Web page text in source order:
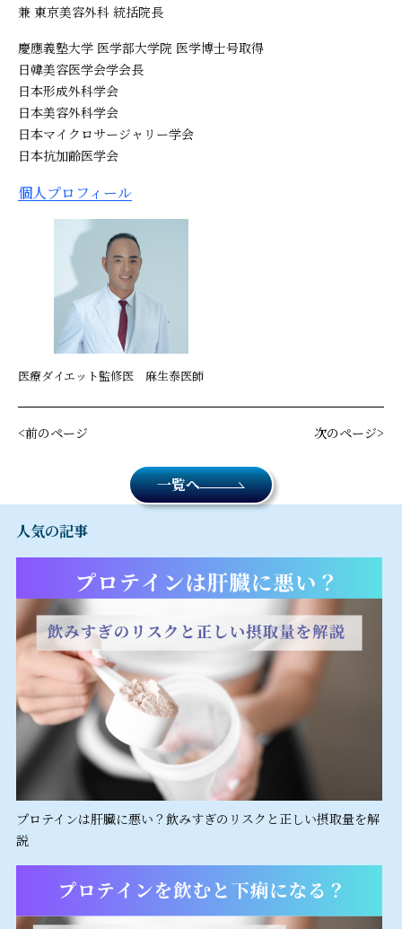
兼 東京美容外科 統括院長
慶應義塾大学 医学部大学院 医学博士号取得
日韓美容医学会学会長
日本形成外科学会
日本美容外科学会
日本マイクロサージャリー学会
日本抗加齢医学会
個人プロフィール
医療ダイエット監修医 麻生泰医師
前のページ 次のページ
一覧へ
人気の記事
プロテインは肝臓に悪い？飲みすぎのリスクと正しい摂取量を解
説